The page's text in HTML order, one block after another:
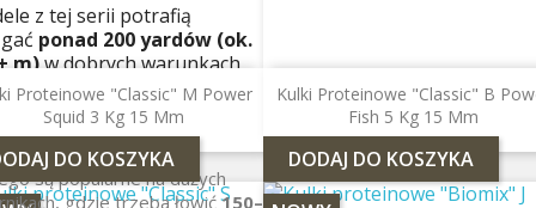
z tej serii potrafią
ponad 200 yardów (ok.
m)w dobrych warunkach
turniejowe osiągały nawet
250 m w rzutach
są popularne na dużych
gdzie trzeba łowić150–
Proteinowe "Classic" M Power
Squid 3 Kg 15 Mm
DO KOSZYKA
Kulki Proteinowe "Classic" B
Fish 5 Kg 15 Mm
DODAJ DO KOSZYKA